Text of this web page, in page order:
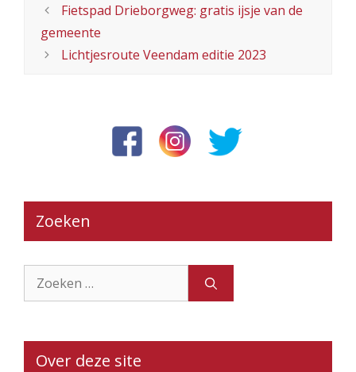
Fietspad Drieborgweg: gratis ijsje van de
gemeente
Lichtjesroute Veendam editie 2023
Zoeken
naar:
Over deze site